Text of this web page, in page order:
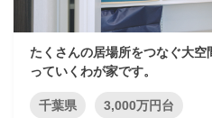
たくさんの居場所をつなぐ大
っていくわが家です。
千葉県 3,000万円台